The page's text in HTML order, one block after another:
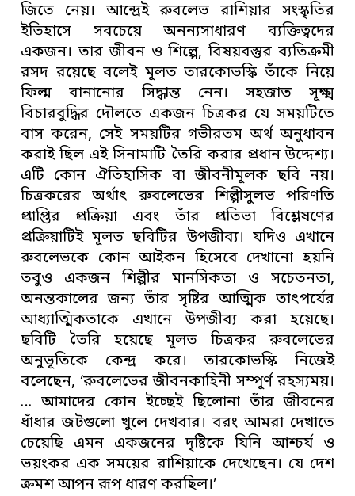
জিতে নেয়। আন্দ্রেই রুবলেভ রাশিয়ার সংস্কৃতির
ইতিহাসে সবচেয়ে অনন্যসাধারণ ব্যক্তিত্বদের
একজন। তার জীবন ও শিল্পে, বিষয়বস্তুর ব্যতিক্রমী
রসদ রয়েছে বলেই মূলত তারকোভস্কি তাঁকে নিয়ে
ফিল্ম বানানোর সিদ্ধান্ত নেন। সহজাত সূক্ষ্ম
বিচারবুদ্ধির দৌলতে একজন চিত্রকর যে সময়টিতে
বাস করেন, সেই সময়টির গভীরতম অর্থ অনুধাবন
করাই ছিল এই সিনামাটি তৈরি করার প্রধান উদ্দেশ্য।
এটি কোন ঐতিহাসিক বা জীবনীমূলক ছবি নয়।
চিত্রকরের অর্থাৎ রুবলেভের শিল্পীসুলভ পরিণতি
প্রাপ্তির প্রক্রিয়া এবং তাঁর প্রতিভা বিশ্লেষণের
প্রক্রিয়াটিই মূলত ছবিটির উপজীব্য। যদিও এখানে
রুবলেভকে কোন আইকন হিসেবে দেখানো হয়নি
তবুও একজন শিল্পীর মানসিকতা ও সচেতনতা,
অনন্তকালের জন্য তাঁর সৃষ্টির আত্মিক তাৎপর্যের
আধ্যাত্মিকতাকে এখানে উপজীব্য করা হয়েছে।
ছবিটি তৈরি হয়েছে মূলত চিত্রকর রুবলেভের
অনুভূতিকে কেন্দ্র করে। তারকোভস্কি নিজেই
বলেছেন, ‘রুবলেভের জীবনকাহিনী সম্পূর্ণ রহস্যময়।
… আমাদের কোন ইচ্ছেই ছিলোনা তাঁর জীবনের
ধাঁধার জটগুলো খুলে দেখবার। বরং আমরা দেখাতে
চেয়েছি এমন একজনের দৃষ্টিকে যিনি আশ্চর্য ও
ভয়ংকর এক সময়ের রাশিয়াকে দেখেছেন। যে দেশ
ক্রমশ আপন রূপ ধারণ করছিল।’